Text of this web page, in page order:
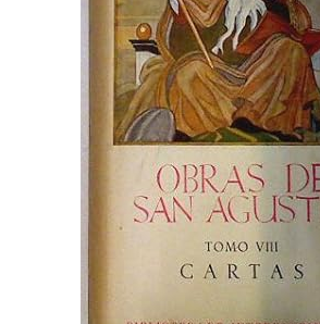
Comenzar a vender
CERRAR